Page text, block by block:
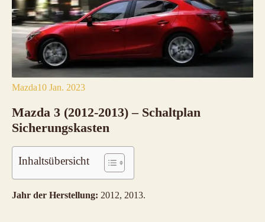
Mazda10 Jan. 2023
Mazda 3 (2012-2013) – Schaltplan
Sicherungskasten
Inhaltsübersicht
Jahr der Herstellung: 2012, 2013.